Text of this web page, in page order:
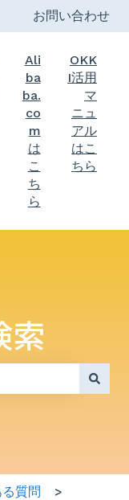
表示お問い合わせ
Ali
ba
ba.
co
m
は
こ
ち
ら
OKK
I活用
マ
ニュ
アル
はこ
ちら
索
質問